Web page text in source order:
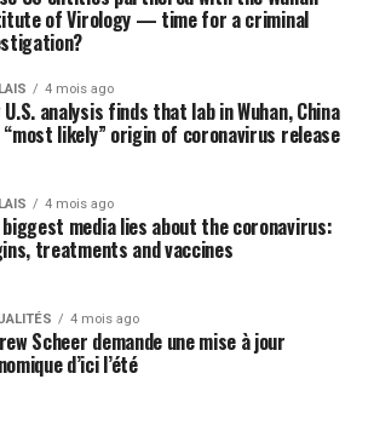
incendie.
lui.Asseyez-vous près de votre
à côté de lui. Les enfants imitent
qu’ils voient, alors manger avec eux et
à quel point vous appréciez le repas
quelques exclamations du type «
vraiment bon! » peut avoir
répercussions. Nanny Robina ajoute
des collations faciles à saisir,
barres tendres faciles à mâcher, est
de les encourager à essayer des
et à manger seuls.
Les goûts de votre bébé sont
et difficiles à élargir, mais
of Virology — time for a criminal
4 mois ago
U.S. analysis finds that lab in Wuhan, China
“most likely” origin of coronavirus release
4 mois ago
biggest media lies about the coronavirus:
treatments and vaccines
4 mois ago
Scheer demande une mise à jour
d’ici l’été